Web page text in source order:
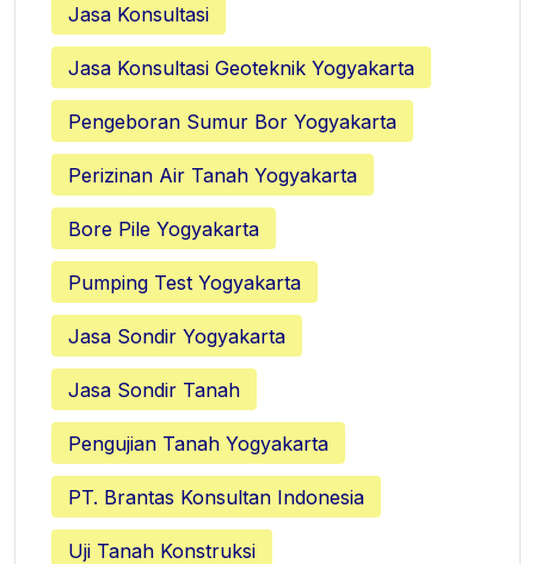
Jasa Konsultasi
Jasa Konsultasi Geoteknik Yogyakarta
Pengeboran Sumur Bor Yogyakarta
Perizinan Air Tanah Yogyakarta
Bore Pile Yogyakarta
Pumping Test Yogyakarta
Jasa Sondir Yogyakarta
Jasa Sondir Tanah
Pengujian Tanah Yogyakarta
PT. Brantas Konsultan Indonesia
Uji Tanah Konstruksi